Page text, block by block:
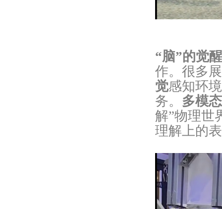
“脑”的觉
作。很多
觉感知环
务。 多模
解”物理世
理解上的